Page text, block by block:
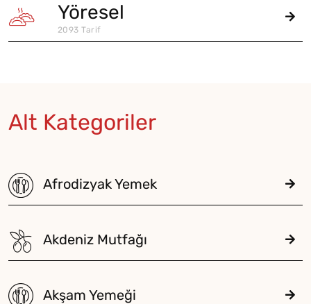
Yöresel
2093 Tarif
Alt Kategoriler
Afrodizyak Yemek
Akdeniz Mutfağı
Akşam Yemeği